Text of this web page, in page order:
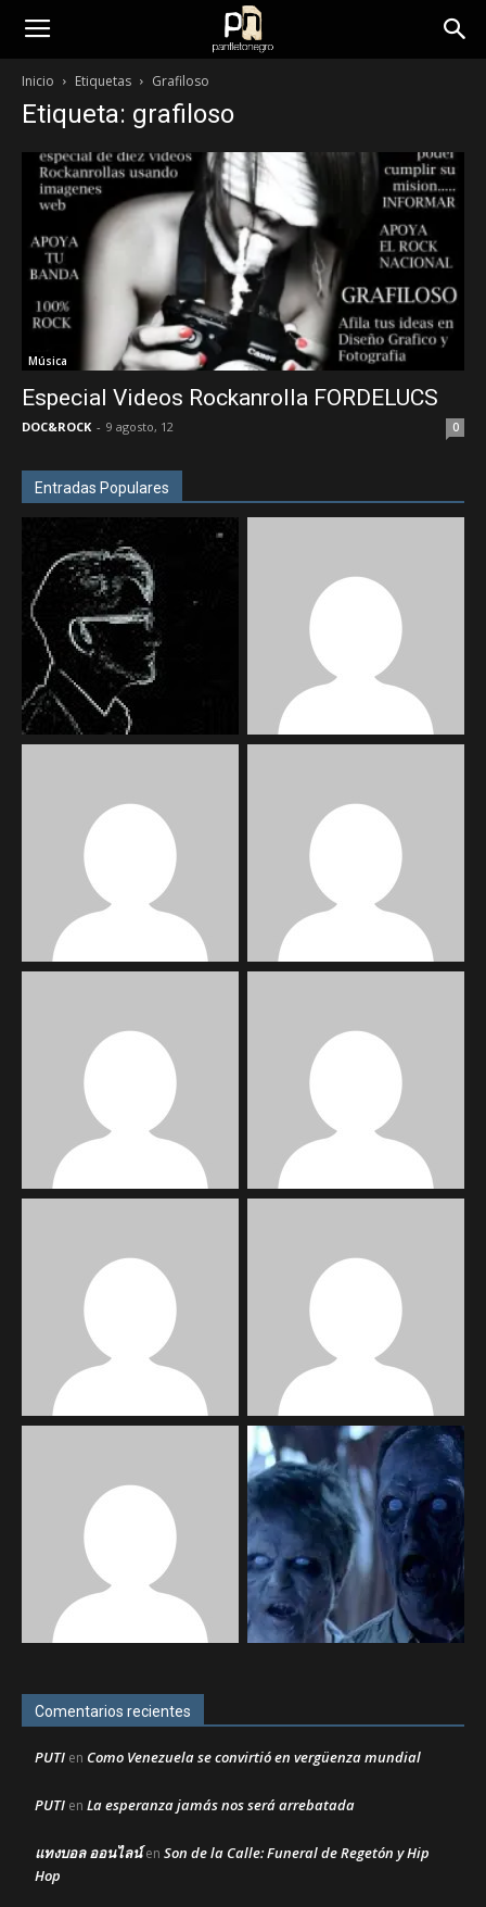
panfletonegro
Inicio Etiquetas Grafiloso
Etiqueta: grafiloso
Música
Especial Videos Rockanrolla FORDELUCS
DOC&ROCK - 9 agosto, 12 0
Entradas Populares
Comentarios recientes
PUTI en Como Venezuela se convirtió en vergüenza mundial
PUTI en La esperanza jamás nos será arrebatada
แทงบอล ออนไลน์en Son de la Calle: Funeral de Regetón y Hip
Hop